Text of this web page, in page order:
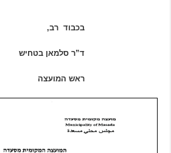
בכבוד רב,
ד”ר סלמאן בטחיש
ראש המועצה